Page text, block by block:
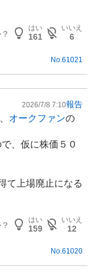
はい
161
いいえ
6
No. 61021
2026/7/8 7:10報告
オークファンの
、仮に株価５０
て上場廃止になる
はい
159
いいえ
12
No.61020